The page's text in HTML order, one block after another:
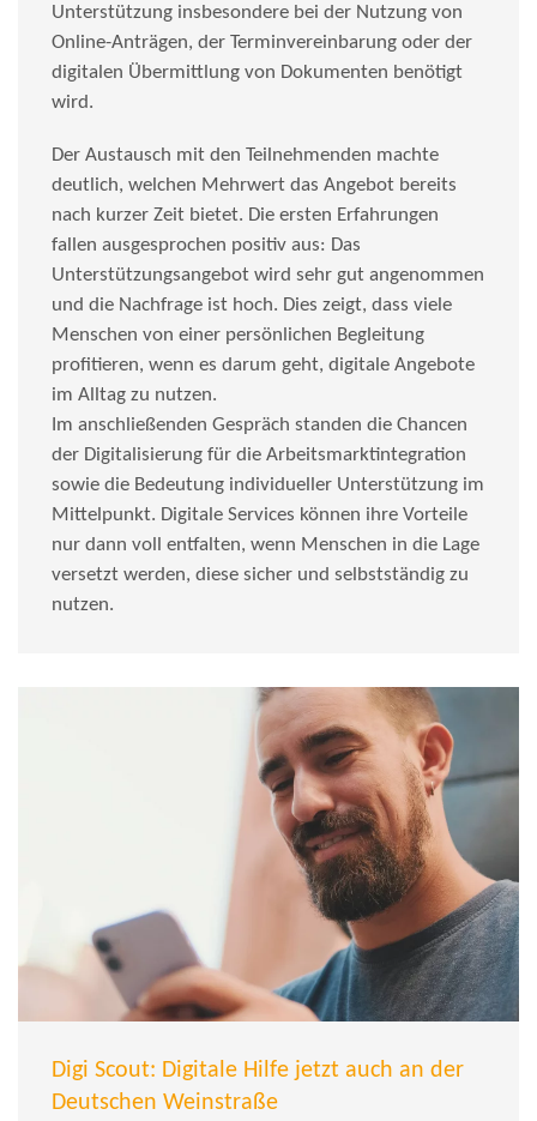
Unterstützung insbesondere bei der Nutzung von
Online-Anträgen, der Terminvereinbarung oder der
digitalen Übermittlung von Dokumenten benötigt
wird.
Der Austausch mit den Teilnehmenden machte
deutlich, welchen Mehrwert das Angebot bereits
nach kurzer Zeit bietet. Die ersten Erfahrungen
fallen ausgesprochen positiv aus: Das
Unterstützungsangebot wird sehr gut angenommen
und die Nachfrage ist hoch. Dies zeigt, dass viele
Menschen von einer persönlichen Begleitung
profitieren, wenn es darum geht, digitale Angebote
im Alltag zu nutzen.
Im anschließenden Gespräch standen die Chancen
der Digitalisierung für die Arbeitsmarktintegration
sowie die Bedeutung individueller Unterstützung im
Mittelpunkt. Digitale Services können ihre Vorteile
nur dann voll entfalten, wenn Menschen in die Lage
versetzt werden, diese sicher und selbstständig zu
nutzen.
Digi Scout: Digitale Hilfe jetzt auch an der
Deutschen Weinstraße